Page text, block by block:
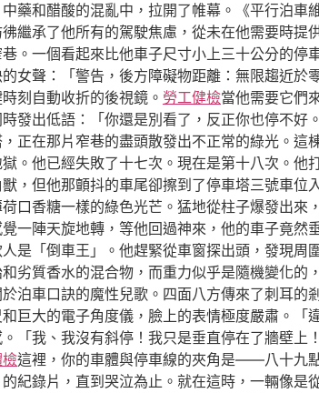
藥和醋酸的混亂中，拉開了帷幕。《平行泊
繼承了他所有的駕駛焦慮，從未在他需要時
。一個看起來比他車子尺寸小上三十公分的
女聲：「警告，後方障礙物距離：無限趨近
刻自動收折的後視鏡。 勞工健檢當他需要它們
發出低語：「你還是別看了，反正你也停不
正在那片窄巷的盡頭散發出不正常的綠光。
。他已經失敗了十七次。現在是第十八次。
，但他那顫抖的車尾卻擦到了停車塔三號車位
口香糖一樣的綠色光芒。猛地從柱子爆發出來
一陣天旋地轉，等他回過神來，他的車子竟
「倒車王」。他趕緊從車窗探出頭，發現周
劣質香水的混合物，而重力似乎是隨機變化
泊車口訣的魔性兒歌。四面八方傳來了刺耳
巨大的電子角度儀，臉上的表情極度嚴肅。
「我、我沒有斜停！我只是垂直停在了牆壁上
這裡，你的車體與停車線的夾角是——八十九
紀錄片，直到哭泣為止。就在這時，一輛像